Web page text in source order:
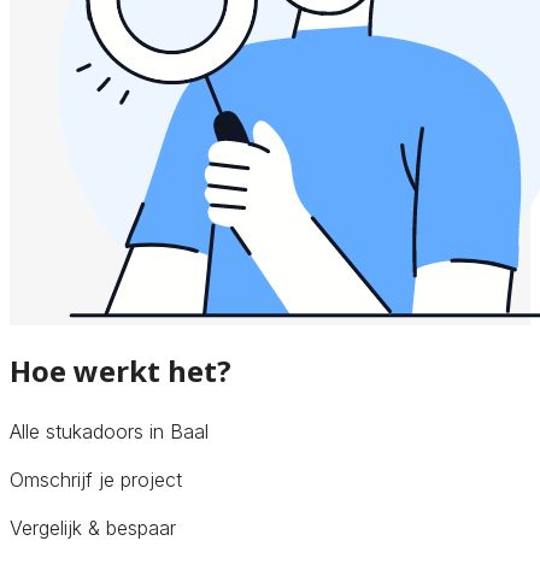
Hoe werkt het?
Alle stukadoors in Baal
Omschrijf je project
Vergelijk & bespaar